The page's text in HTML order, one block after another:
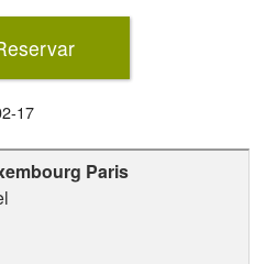
17
Paris